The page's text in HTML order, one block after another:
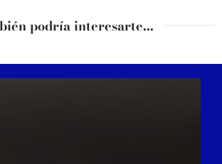
podría interesarte...